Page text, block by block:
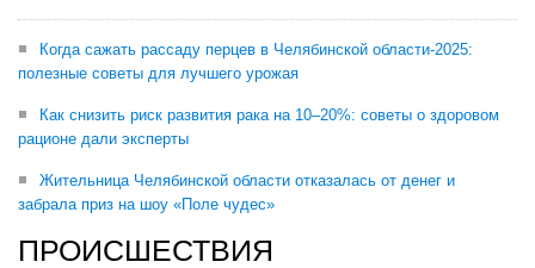
Когда сажать рассаду перцев в Челябинской области-2025:
полезные советы для лучшего урожая
Как снизить риск развития рака на 10–20%: советы о здоровом
рационе дали эксперты
Жительница Челябинской области отказалась от денег и
забрала приз на шоу «Поле чудес»
ПРОИСШЕСТВИЯ